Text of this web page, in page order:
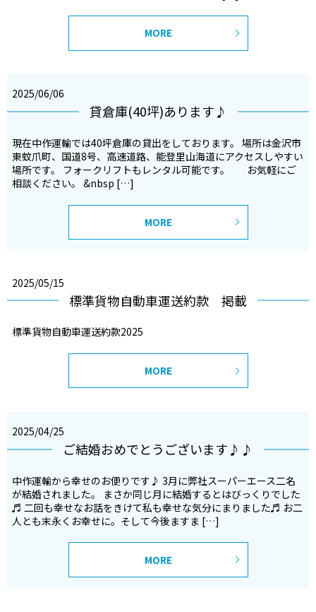
MORE
2025/06/06
貸倉庫(40坪)あります♪
現在中作運輸では40坪倉庫の貸出をしております。 場所は金沢市
東蚊爪町、国道8号、高速道路、能登里山海道にアクセスしやすい
場所です。 フォークリフトもレンタル可能です。 お気軽にご
相談ください。 &nbsp […]
MORE
2025/05/15
標準貨物自動車運送約款 掲載
標準貨物自動車運送約款2025
MORE
2025/04/25
ご結婚おめでとうございます♪♪
中作運輸から幸せのお便りです♪ 3月に弊社スーパーエース二名
が結婚されました。 まさか同じ月に結婚するとはびっくりでした
♬ 二回も幸せなお話をきけて私も幸せな気分にまりました♬ お二
人とも末永くお幸せに。そして今後ますま […]
MORE